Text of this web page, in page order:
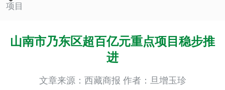
项目
山南市乃东区超百亿元重点项目稳步推
进
文章来源：西藏商报 作者：旦增玉珍